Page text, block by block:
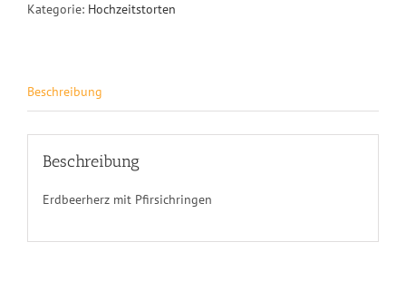
Kategorie: Hochzeitstorten
Beschreibung
Beschreibung
Erdbeerherz mit Pfirsichringen